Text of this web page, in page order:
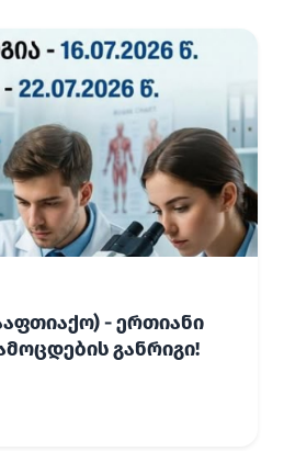
- ერთიანი
განრიგი!